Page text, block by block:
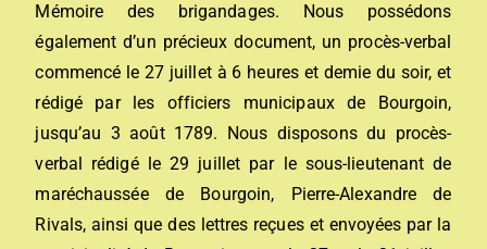
Mémoire des brigandages. Nous possédons
également d’un précieux document, un procès-verbal
commencé le 27 juillet à 6 heures et demie du soir, et
rédigé par les officiers municipaux de Bourgoin,
jusqu’au 3 août 1789. Nous disposons du procès-
verbal rédigé le 29 juillet par le sous-lieutenant de
maréchaussée de Bourgoin, Pierre-Alexandre de
Rivals, ainsi que des lettres reçues et envoyées par la